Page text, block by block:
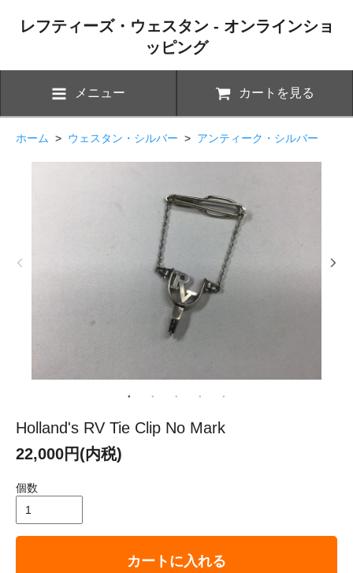
レフティーズ・ウェスタン - オンラインショ
ッピング
メニュー カートを見る
ホーム > ウェスタン・シルバー > アンティーク・シルバー
Holland's RV Tie Clip No Mark
22,000円(内税)
個数
カートに入れる